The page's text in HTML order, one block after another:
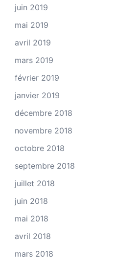
juin 2019
mai 2019
avril 2019
mars 2019
février 2019
janvier 2019
décembre 2018
novembre 2018
octobre 2018
septembre 2018
juillet 2018
juin 2018
mai 2018
avril 2018
mars 2018